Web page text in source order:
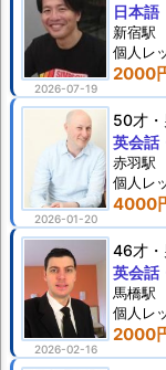
2026-07-19
2000
日本語
新宿駅
個人 レ
2026-01-20
50才
4000
英会話
赤羽駅
個人 レ
2026-02-16
46才
2000
英会話
馬橋駅
個人 レ